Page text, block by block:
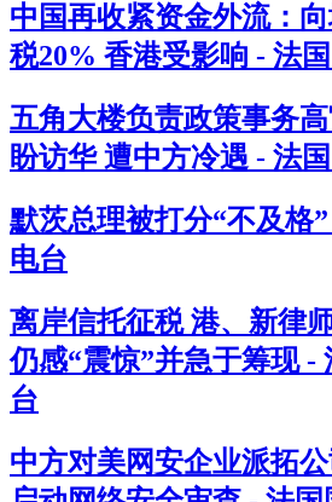
中国再收紧资金外流：
税20% 香港受影响 - 法
五角大楼负责政策事务
盼访华 遭中方冷遇 - 法
默茨总理被打分“不及格
电台
离岸信托征税 港、新律
仍感“震惊”并急于筹现 -
台
中方对美网安企业派拓